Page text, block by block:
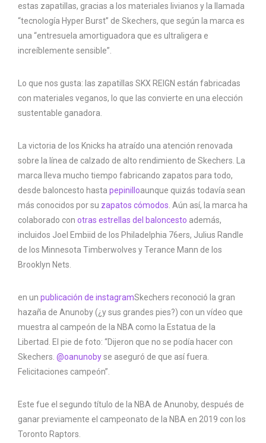
estas zapatillas, gracias a los materiales livianos y la llamada
“tecnología Hyper Burst” de Skechers, que según la marca es
una “entresuela amortiguadora que es ultraligera e
increíblemente sensible”.
Lo que nos gusta: las zapatillas SKX REIGN están fabricadas
con materiales veganos, lo que las convierte en una elección
sustentable ganadora.
La victoria de los Knicks ha atraído una atención renovada
sobre la línea de calzado de alto rendimiento de Skechers. La
marca lleva mucho tiempo fabricando zapatos para todo,
desde baloncesto hasta pepinilloaunque quizás todavía sean
más conocidos por su zapatos cómodos . Aún así, la marca ha
colaborado con otras estrellas del baloncesto además,
incluidos Joel Embiid de los Philadelphia 76ers, Julius Randle
de los Minnesota Timberwolves y Terance Mann de los
Brooklyn Nets.
en un publicación de instagramSkechers reconoció la gran
hazaña de Anunoby (¿y sus grandes pies?) con un vídeo que
muestra al campeón de la NBA como la Estatua de la
Libertad. El pie de foto: “Dijeron que no se podía hacer con
Skechers. @oanunobyse aseguró de que así fuera.
Felicitaciones campeón”.
Este fue el segundo título de la NBA de Anunoby, después de
ganar previamente el campeonato de la NBA en 2019 con los
Toronto Raptors.